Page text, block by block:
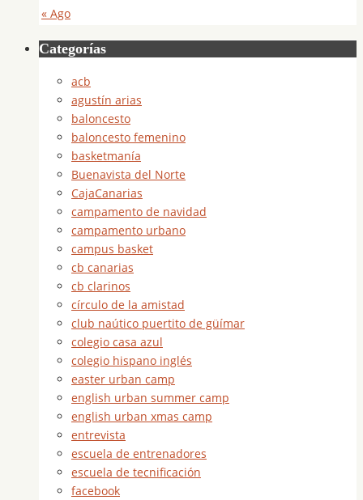
« Ago
Categorías
acb
agustín arias
baloncesto
baloncesto femenino
basketmanía
Buenavista del Norte
CajaCanarias
campamento de navidad
campamento urbano
campus basket
cb canarias
cb clarinos
círculo de la amistad
club naútico puertito de güímar
colegio casa azul
colegio hispano inglés
easter urban camp
english urban summer camp
english urban xmas camp
entrevista
escuela de entrenadores
escuela de tecnificación
facebook